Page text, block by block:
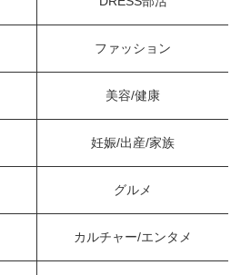
ファッション
美容/健康
妊娠/出産/家族
グルメ
カルチャー/エンタメ